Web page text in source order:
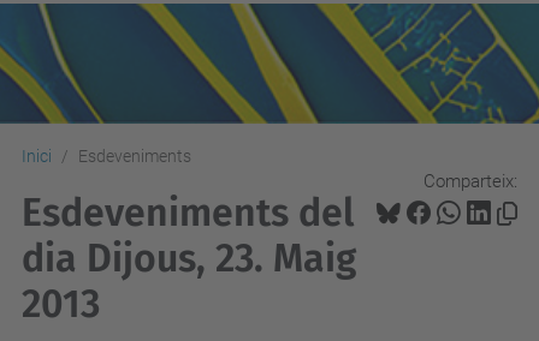
Inici Esdeveniments
Comparteix:
Esdeveniments del
dia Dijous, 23. Maig
2013